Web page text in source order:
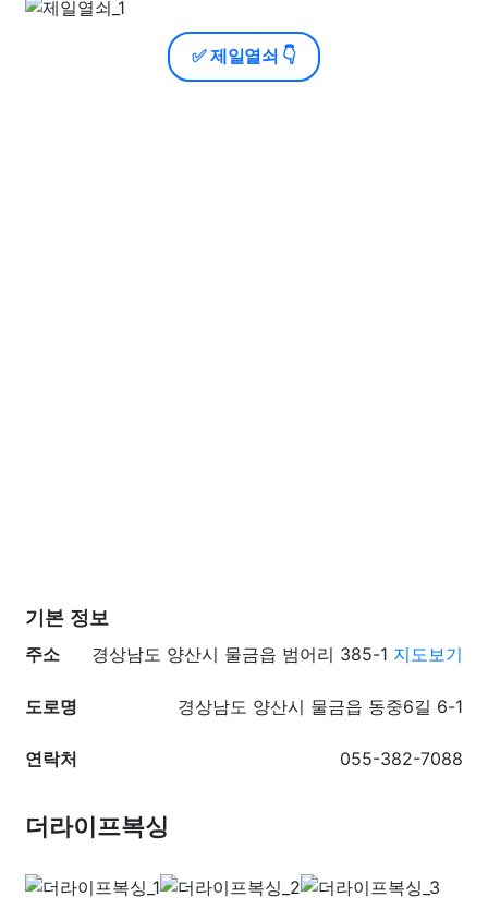
✅ 제일열쇠 👇
기본 정보
주소
경상남도 양산시 물금읍 범어리 385-1 지도보기
도로명 경상남도 양산시 물금읍 동중6길 6-1
연락처 055-382-7088
더라이프복싱